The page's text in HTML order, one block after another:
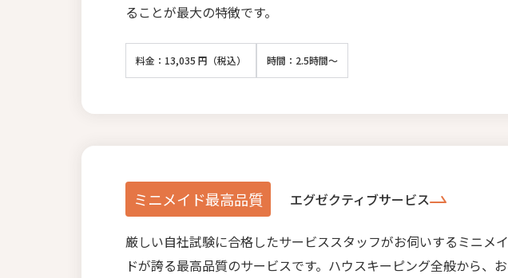
ることが最大の特徴です。
料金：13,035 円（税込） 時間：2.5時間～
ミニメイド最高品質 エグゼクティブサービス
厳しい自社試験に合格したサービススタッフがお伺いするミニメイ
ドが誇る最高品質のサービスです。ハウスキーピング全般から、お